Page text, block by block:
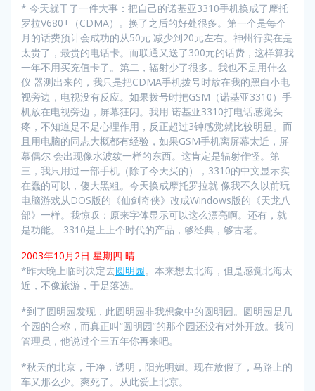
* 今天就干了一件大事：把自己的诺基亚3310手机换成了摩托
罗拉V680+（CDMA）。换了之后的好处很多。第一个是每个
月的话费预计会成功的从50元 减少到20元左右。神州行实在是
太贵了，最贵的电话卡。而联通又送了300元的话费，这样算我
一年不用买充值卡了。第二，辐射少了很多。我也不是用什么
仪 器测出来的，我只是把CDMA手机拨号时放在我的黑白小电
视旁边，电视没有反应。如果拨号时把GSM（诺基亚3310）手
机放在电视旁边，屏幕狂闪。我用 诺基亚3310打电话感觉头
疼，不知道是不是心理作用，反正超过3钟感觉就比较明显。而
且用电脑的同志大概都有经验，如果GSM手机离屏幕太近，屏
幕偶尔 会出现像水波纹一样的东西。这肯定是辐射作怪。第
三，我只用过一部手机（除了今天买的），3310的中文显示实
在蠢的可以，傻大黑粗。今天换成摩托罗拉就 像我不久以前玩
电脑游戏从DOS版的《仙剑奇侠》改成Windows版的《天龙八
部》一样。我惊叹：原来字体显示可以这么漂亮啊。还有，就
是功能。 3310是上上个时代的产品，够经典，够古老。
2003年10月2日 星期四 晴
*昨天晚上临时决定去圆明园。本来想去北海，但是感觉北海太
近，不像旅游，于是落选。
*到了圆明园发现，此圆明园非我想象中的圆明园。圆明园是几
个园的合称，而真正叫“圆明园”的那个园还没有对外开放。我问
管理员，他说过个三五年你再来吧。
*秋天的北京，干净，透明，阳光明媚。现在放假了，马路上的
车又那么少。爽死了。从此爱上北京。